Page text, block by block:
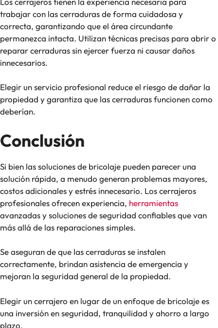
trabajar con las cerraduras de forma cuidadosa y
correcta, garantizando que el área circundante
permanezca intacta. Utilizan técnicas precisas para abrir o
reparar cerraduras sin ejercer fuerza ni causar daños
innecesarios.
Elegir un servicio profesional reduce el riesgo de dañar la
propiedad y garantiza que las cerraduras funcionen como
deberían.
Conclusión
Si bien las soluciones de bricolaje pueden parecer una
solución rápida, a menudo generan problemas mayores,
costos adicionales y estrés innecesario. Los cerrajeros
profesionales ofrecen experiencia, herramientas
avanzadas y soluciones de seguridad confiables que van
más allá de las reparaciones simples.
Se aseguran de que las cerraduras se instalen
correctamente, brindan asistencia de emergencia y
mejoran la seguridad general de la propiedad.
Elegir un cerrajero en lugar de un enfoque de bricolaje es
una inversión en seguridad, tranquilidad y ahorro a largo
plazo.